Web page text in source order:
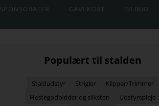
SPONSORATER GAVEKORT TILBUD
Populært til stalden
Staldudstyr Strigler
Klipper/Trimmer
Hestegodbidder og sliksten
Udstyrspleje